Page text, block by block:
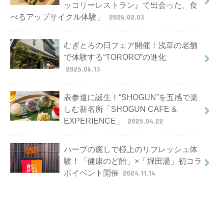
ッコリーレストラン』で出会った、食
べるアップサイクル体験」
2026.02.03
むぎとろの日フェア開催！浅草の老舗
で体験する“TORORO”の進化
2025.06.13
表参道に誕生！“SHOGUN”を五感で楽
しむ新名所「SHOGUN CAFE &
EXPERIENCE」
2025.04.22
ハーブの癒しで極上のリフレッシュ体
験！「健康のど飴」×「堀田湯」初コラ
ボイベント開催 2024.11.14